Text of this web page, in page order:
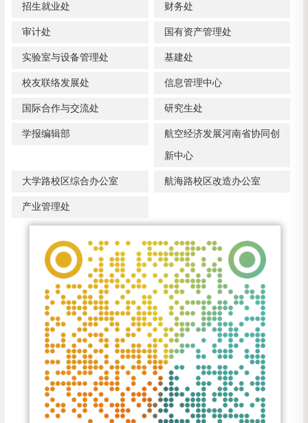
招生就业处 财务处
审计处 国有资产管理处
实验室与设备管理处 基建处
校友联络发展处 信息管理中心
国际合作与交流处 研究生处
学报编辑部
航空经济发展河南省协同创
新中心
大学路校区综合办公室 航海路校区改造办公室
产业管理处